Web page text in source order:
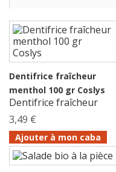
Dentifrice fraîcheur
menthol 100 gr Coslys
Dentifrice fraîcheur
3,49 €
Ajouter à mon caba